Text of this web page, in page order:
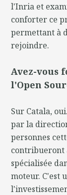
l'Inria et
conforter ce
permettant à
rejoindre.
Avez-vous
l'Open
Sur Catala,
par la
personnes
contribueront
spécialisée
moteur. C'est